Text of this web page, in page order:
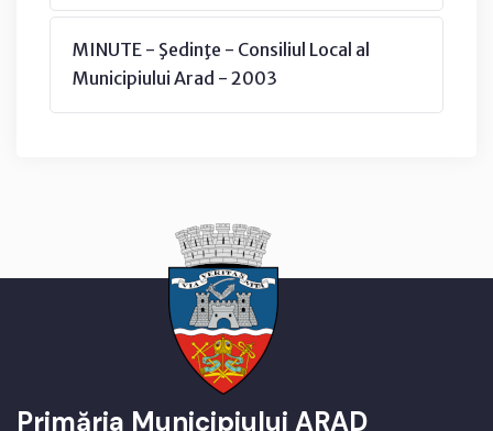
MINUTE - Şedinţe - Consiliul Local al
Municipiului Arad - 2003
Primăria Municipiului ARAD